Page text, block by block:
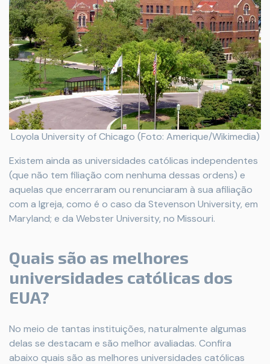
Loyola University of Chicago (Foto: Amerique/Wikimedia)
Existem ainda as universidades católicas independentes
(que não tem filiação com nenhuma dessas ordens) e
aquelas que encerraram ou renunciaram à sua afiliação
com a Igreja, como é o caso da Stevenson University, em
Maryland; e da Webster University, no Missouri.
Quais são as melhores
universidades católicas dos
EUA?
No meio de tantas instituições, naturalmente algumas
delas se destacam e são melhor avaliadas. Confira
abaixo quais são as melhores universidades católicas